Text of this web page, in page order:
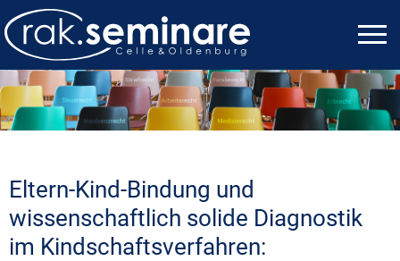
Eltern-Kind-Bindung und
wissenschaftlich solide Diagnostik
im Kindschaftsverfahren: